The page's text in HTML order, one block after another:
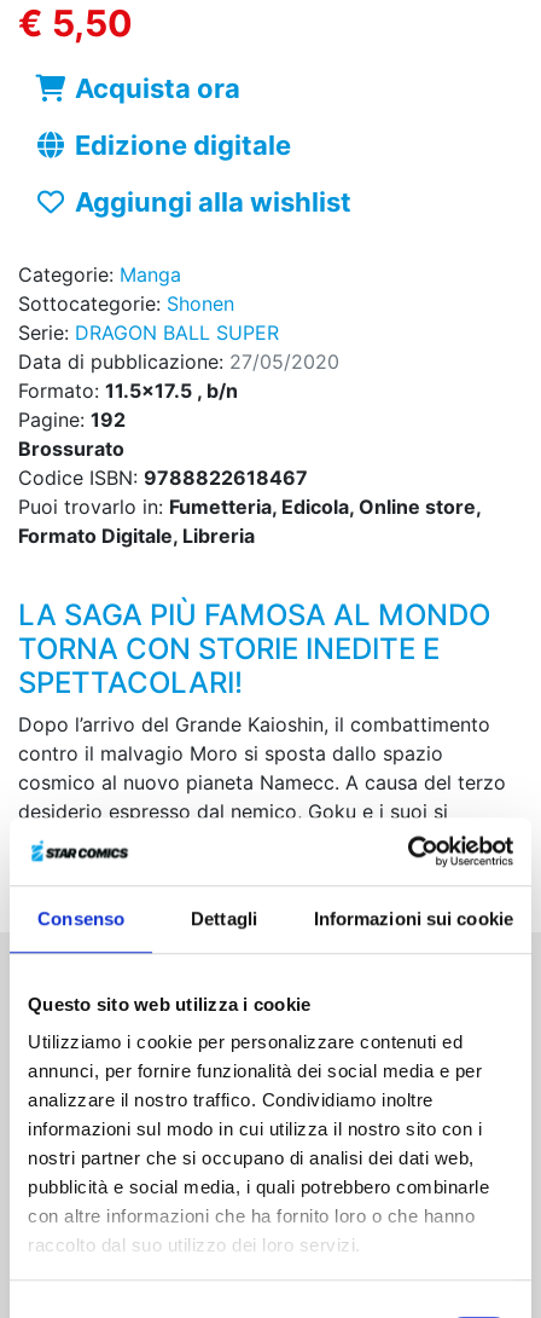
Consenso Dettagli Informazioni sui cookie
Questo sito web utilizza i cookie
Utilizziamo i cookie per personalizzare contenuti ed
annunci, per fornire funzionalità dei social media e per
analizzare il nostro traffico. Condividiamo inoltre
informazioni sul modo in cui utilizza il nostro sito con i
nostri partner che si occupano di analisi dei dati web,
pubblicità e social media, i quali potrebbero combinarle
con altre informazioni che ha fornito loro o che hanno
raccolto dal suo utilizzo dei loro servizi.
€ 5,50
Acquista ora
Edizione digitale
Aggiungi alla wishlist
Categorie: Manga
Sottocategorie: Shonen
Serie: DRAGON BALL SUPER
Data di pubblicazione: 27/05/2020
Formato: 11.5x17.5 , b/n
Pagine: 192
Brossurato
Codice ISBN: 9788822618467
Puoi trovarlo in: Fumetteria, Edicola, Online store,
Formato Digitale, Libreria
LA SAGA PIÙ FAMOSA AL MONDO
TORNA CON STORIE INEDITE E
SPETTACOLARI!
Dopo l’arrivo del Grande Kaioshin, il combattimento
contro il malvagio Moro si sposta dallo spazio
cosmico al nuovo pianeta Namecc. A causa del terzo
desiderio espresso dal nemico, Goku e i suoi si
trovano improvvisamente in svantaggio e decidono
così di battere momentaneamente in ritirata...
Altri volumi della serie